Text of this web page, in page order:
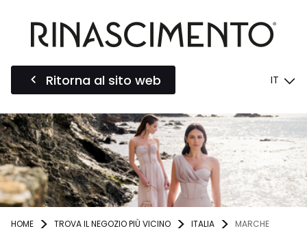
Ritorna al sito web IT
HOME TROVA IL NEGOZIO PIÙ VICINO ITALIA MARCHE